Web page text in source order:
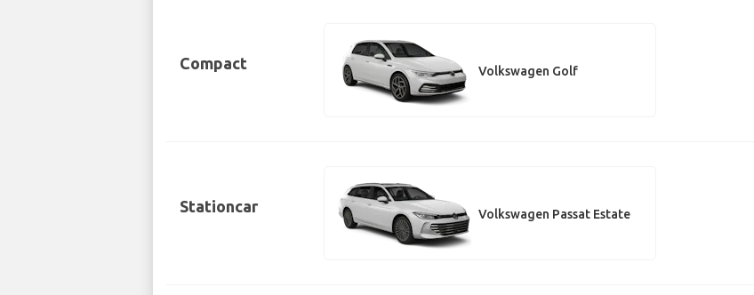
Compact Volkswagen Golf
Stationcar Volkswagen Passat Estate